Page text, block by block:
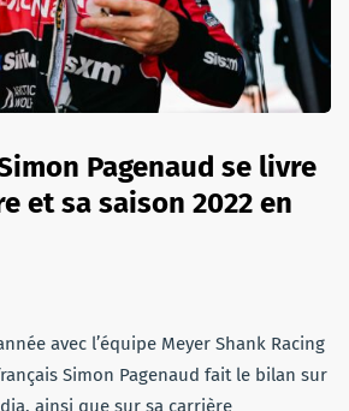
Pagenaud se livre
et sa saison 2022 en
avec l’équipe Meyer Shank Racing
Simon Pagenaud fait le bilan sur
ainsi que sur sa carrière